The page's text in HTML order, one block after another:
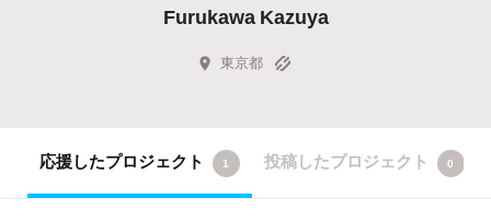
Furukawa Kazuya
東京都
応援したプロジェクト 1 投稿したプロジェクト 0